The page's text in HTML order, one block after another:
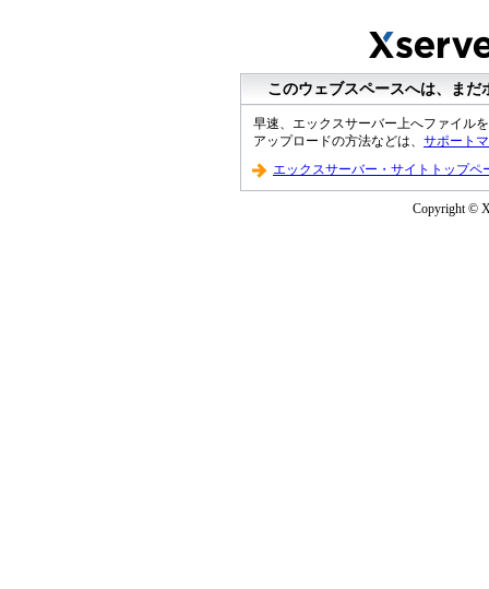
このウェブスペースへは、ま
早速、エックスサーバー上へファイル
アップロードの方法などは、 サポート
エックスサーバー・サイトトップペ
Copyright ©